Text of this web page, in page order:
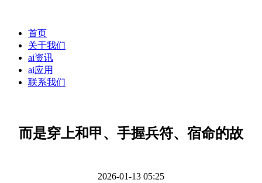
首页
关于我们
ai资讯
ai应用
联系我们
而是穿上和甲、手握兵符、宿命的故
2026-01-13 05:25